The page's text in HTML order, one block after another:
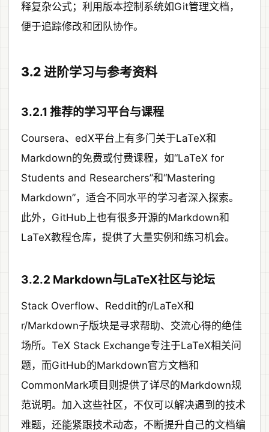
释复杂公式；利用版本控制系统如Git管理文档，
便于追踪修改和团队协作。
3.2 进阶学习与参考资料
3.2.1 推荐的学习平台与课程
Coursera、edX平台上有多门关于LaTeX和
Markdown的免费或付费课程，如“LaTeX for
Students and Researchers”和“Mastering
Markdown”，适合不同水平的学习者深入探索。
此外，GitHub上也有很多开源的Markdown和
LaTeX教程仓库，提供了大量实例和练习机会。
3.2.2 Markdown与LaTeX社区与论坛
Stack Overflow、Reddit的r/LaTeX和
r/Markdown子版块是寻求帮助、交流心得的绝佳
场所。TeX Stack Exchange专注于LaTeX相关问
题，而GitHub的Markdown官方文档和
CommonMark项目则提供了详尽的Markdown规
范说明。加入这些社区，不仅可以解决遇到的技术
难题，还能紧跟技术动态，不断提升自己的文档编